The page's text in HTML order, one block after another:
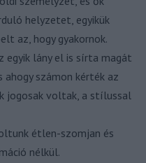
helyzetet, egyikük
az, hogy gyakornok.
egyik lány el is sírta magát
számon kérték az
jogosak voltak, a stílussal
étlen-szomjan és
nélkül.